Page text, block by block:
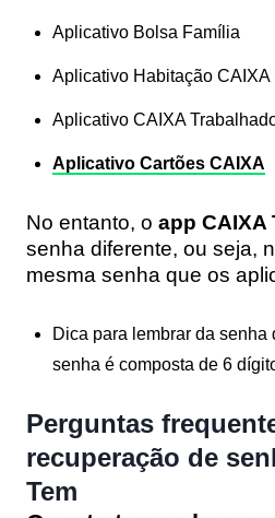
Aplicativo Bolsa Família
Aplicativo Habitação CAIXA
Aplicativo CAIXA
Aplicativo Cartões CAIXA
No entanto, o app CAIXA
senha diferente, ou seja,
mesma senha que os
Dica para lembrar da senha
senha é composta de 6
Perguntas
recuperação de
Tem